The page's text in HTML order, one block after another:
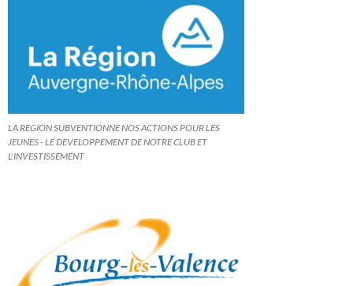
LA REGION SUBVENTIONNE NOS ACTIONS POUR LES
JEUNES - LE DEVELOPPEMENT DE NOTRE CLUB ET
L'INVESTISSEMENT